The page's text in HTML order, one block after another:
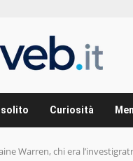
Curiosità
Warren, chi era